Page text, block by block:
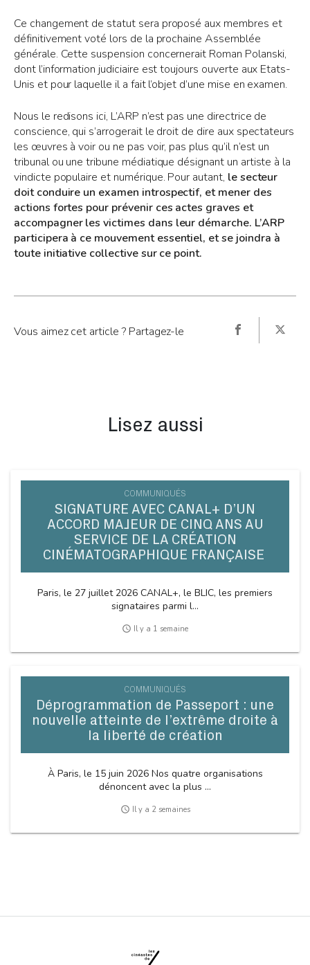
Ce changement de statut sera proposé aux membres et
définitivement voté lors de la prochaine Assemblée
générale. Cette suspension concernerait Roman Polanski,
dont l’information judiciaire est toujours ouverte aux Etats-
Unis et pour laquelle il a fait l’objet d’une mise en examen.
Nous le redisons ici, L’ARP n’est pas une directrice de
conscience, qui s’arrogerait le droit de dire aux spectateurs
les œuvres à voir ou ne pas voir, pas plus qu’il n’est un
tribunal ou une tribune médiatique désignant un artiste à la
vindicte populaire et numérique. Pour autant, le secteur
doit conduire un examen introspectif, et mener des
actions fortes pour prévenir ces actes graves et
accompagner les victimes dans leur démarche. L’ARP
participera à ce mouvement essentiel, et se joindra à
toute initiative collective sur ce point.
Vous aimez cet article ? Partagez-le
Lisez aussi
COMMUNIQUÉS
SIGNATURE AVEC CANAL+ D’UN
ACCORD MAJEUR DE CINQ ANS AU
SERVICE DE LA CRÉATION
CINÉMATOGRAPHIQUE FRANÇAISE
Paris, le 27 juillet 2026 CANAL+, le BLIC, les premiers
signataires parmi l...
access_time Il y a 1 semaine
COMMUNIQUÉS
Déprogrammation de Passeport : une
nouvelle atteinte de l’extrême droite à
la liberté de création
À Paris, le 15 juin 2026 Nos quatre organisations
dénoncent avec la plus ...
access_time Il y a 2 semaines